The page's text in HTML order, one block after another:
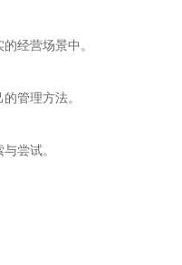
经营场景中。
管理方法。
尝试。